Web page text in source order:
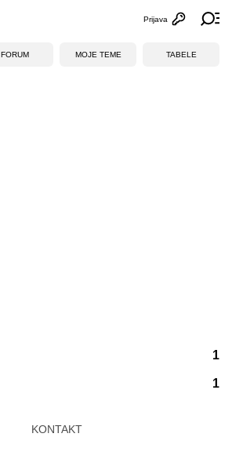
Otvori
Prijava
FORUM MOJE TEME TABELE
1
1
KONTAKT